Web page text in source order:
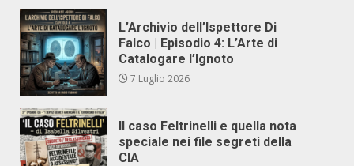
L’Archivio dell’Ispettore Di
Falco | Episodio 4: L’Arte di
Catalogare l’Ignoto
7 Luglio 2026
Il caso Feltrinelli e quella nota
speciale nei file segreti della
CIA